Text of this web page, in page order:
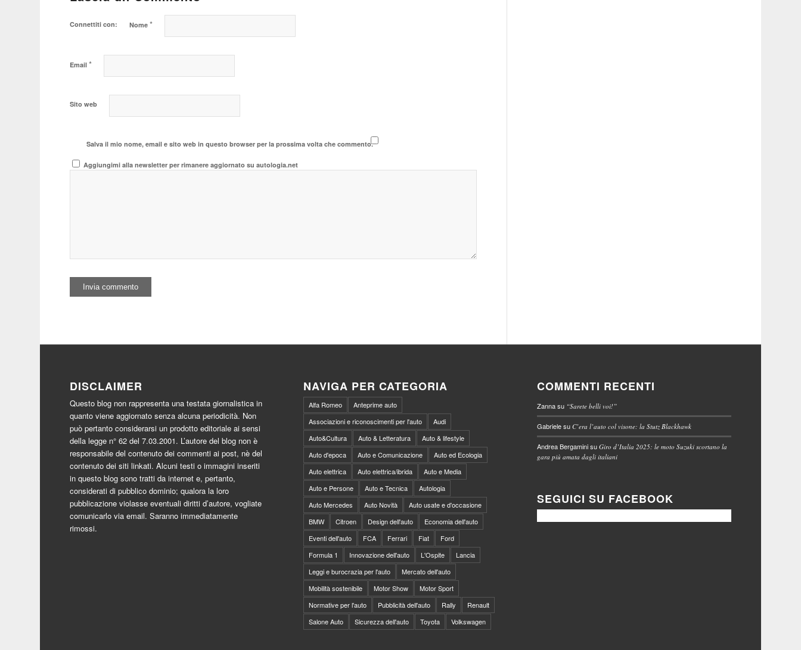
Connettiti con: Nome*
Email*
Sito web
Salva il mio nome, email e sito web in questo browser per la prossima volta che commento.
Aggiungimi alla newsletter per rimanere aggiornato su autologia.net
DISCLAIMER
Questo blog non rappresenta una testata giornalistica in
quanto viene aggiornato senza alcuna periodicità. Non
può pertanto considerarsi un prodotto editoriale ai sensi
della legge n° 62 del 7.03.2001. L’autore del blog non è
responsabile del contenuto dei commenti ai post, nè del
contenuto dei siti linkati. Alcuni testi o immagini inseriti
in questo blog sono tratti da internet e, pertanto,
considerati di pubblico dominio; qualora la loro
pubblicazione violasse eventuali diritti d’autore, vogliate
comunicarlo via email. Saranno immediatamente
rimossi.
NAVIGA PER CATEGORIA
Alfa Romeo
Anteprime auto
Associazioni e riconoscimenti per l'auto
Audi
Auto&Cultura
Auto & Letteratura
Auto & lifestyle
Auto d'epoca
Auto e Comunicazione
Auto ed Ecologia
Auto elettrica
Auto elettrica/ibrida
Auto e Media
Auto e Persone
Auto e Tecnica
Autologia
Auto Mercedes
Auto Novità
Auto usate e d'occasione
BMW
Citroen Design dell'auto
Economia dell'auto
Eventi dell'auto
FCA Ferrari Fiat
Ford
Formula 1
Innovazione dell'auto L'Ospite
Lancia
Leggi e burocrazia per l'auto
Mercato dell'auto
Mobilità sostenibile
Motor Show
Motor Sport
Normative per l'auto
Pubblicità dell'auto Rally
Renault
Salone Auto
Sicurezza dell'auto Toyota Volkswagen
COMMENTI RECENTI
Zannasu “Sarete belli voi!”
GabrielesuC’era l’auto col visone: la Stutz Blackhawk
Andrea BergaminisuGiro d’Italia 2025: le moto Suzuki scortano la
gara più amata dagli italiani
SEGUICI SU FACEBOOK